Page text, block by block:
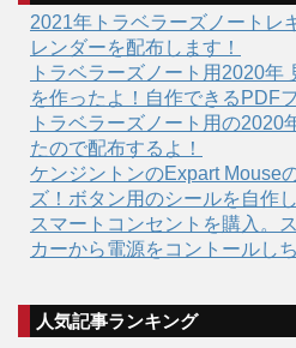
2021年トラベラーズノートレ
レンダーを配布します！
トラベラーズノート用2020年
を作ったよ！自作できるPDF
トラベラーズノート用の2020
たので配布するよ！
ケンジントンのExpart Mouse
ズ！ボタン用のシールを自作
スマートコンセントを購入。
カーから電源をコントールしち
人気記事ランキング